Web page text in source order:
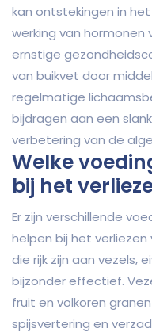
kan ontstekingen in
werking van
ernstige
van buikvet door
regelmatige
bijdragen aan een
verbetering van de
Welke
bij het
Er zijn verschillende
helpen bij het
die rijk zijn aan vezels,
bijzonder effectief.
fruit en volkoren
spijsvertering en